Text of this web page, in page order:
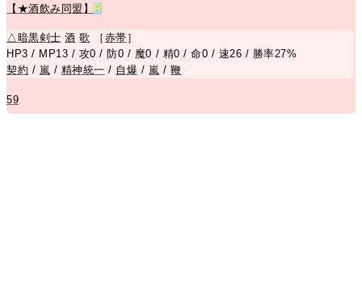
【★酒飲み同盟】
R
△暗黒剣士 酒 歌 ［ 赤帯 ］
HP3 / MP13 / 攻0 / 防0 / 魔0 / 精0 / 命0 / 速26 / 勝率27%
契約 / 嵐 / 精神統一 / 自爆 / 嵐 /鞭
59